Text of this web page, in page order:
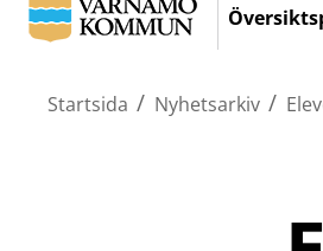
huvudinnehållet
Startsida / Nyhetsarkiv /